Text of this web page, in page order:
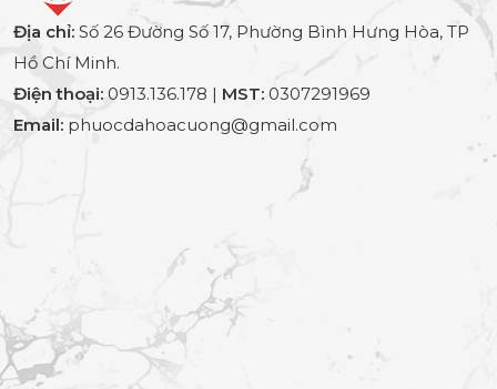
Địa chỉ: Số 26 Đường Số 17, Phường Bình Hưng Hòa, TP
Hồ Chí Minh.
Điện thoại: 0913.136.178 | MST: 0307291969
Email: phuocdahoacuong@gmail.com